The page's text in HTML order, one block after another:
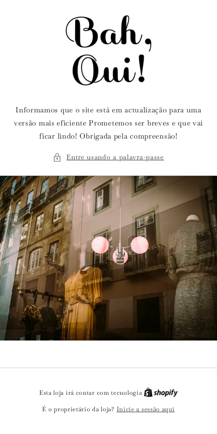
Informamos que o site está em actualização para uma
versão mais eficiente Prometemos ser breves e que vai
ficar lindo! Obrigada pela compreensão!
Entre usando a palavra-passe
Esta loja irá contar com tecnologia
É o proprietário da loja? Inicie a sessão aqui